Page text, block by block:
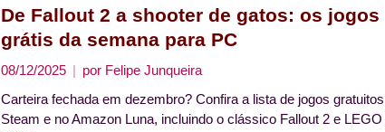
De Fallout 2 a shooter de gatos: os jogos
grátis da semana para PC
08/12/2025 por Felipe Junqueira
Carteira fechada em dezembro? Confira a lista de jogos
Steam e no Amazon Luna, incluindo o clássico Fallout 2 e LEGO